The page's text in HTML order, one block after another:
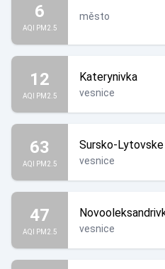
6
AQI PM2.5
město
12
AQI PM2.5
Katerynivka
vesnice
63
AQI PM2.5
Sursko-Lytovske
vesnice
47
AQI PM2.5 vesnice